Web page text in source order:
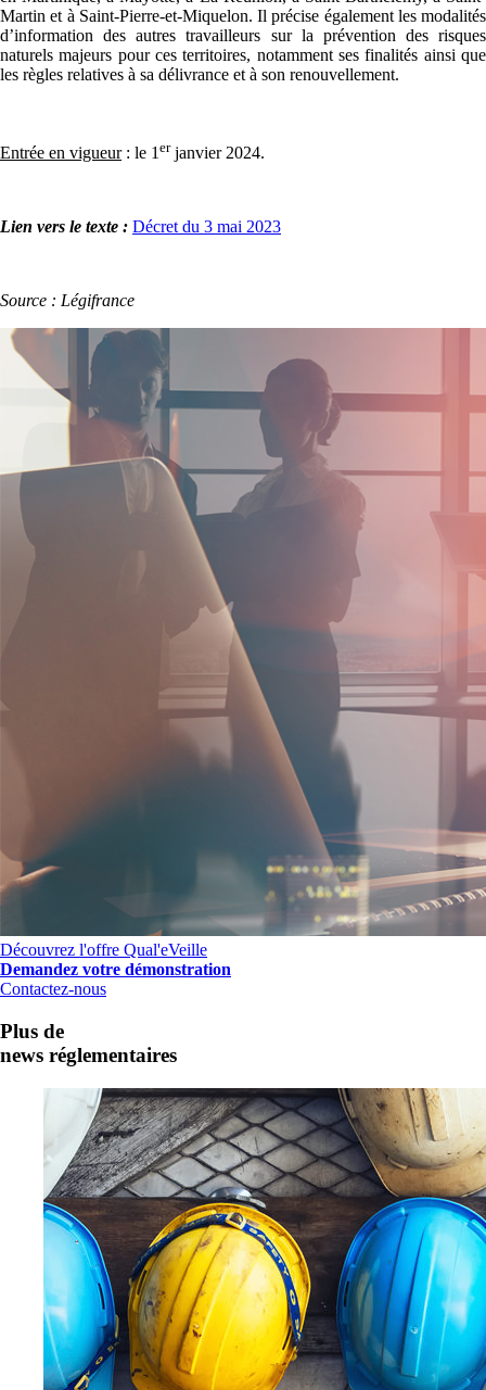
Martin et à Saint-Pierre-et-Miquelon. Il précise également les modalités
d’information des autres travailleurs sur la prévention des risques
naturels majeurs pour ces territoires, notamment ses finalités ainsi que
les règles relatives à sa délivrance et à son renouvellement.
Entrée en vigueur: le 1 erjanvier 2024.
Lien vers le texte : Décret du 3 mai 2023
Source : Légifrance
Découvrez l'offre Qual'eVeille
Demandez votre démonstration
Contactez-nous
Plus de
news réglementaires